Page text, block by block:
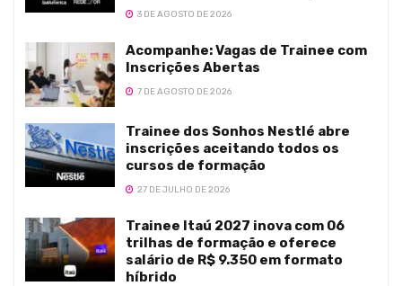
3 DE AGOSTO DE 2026
Acompanhe: Vagas de Trainee com
Inscrições Abertas
7 DE AGOSTO DE 2026
Trainee dos Sonhos Nestlé abre
inscrições aceitando todos os
cursos de formação
27 DE JULHO DE 2026
Trainee Itaú 2027 inova com 06
trilhas de formação e oferece
salário de R$ 9.350 em formato
híbrido